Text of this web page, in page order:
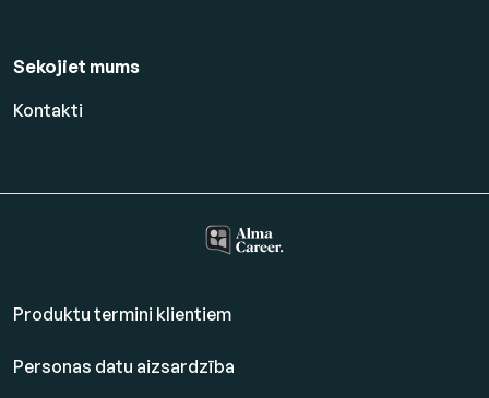
Sekojiet mums
Kontakti
Produktu termini klientiem
Personas datu aizsardzība